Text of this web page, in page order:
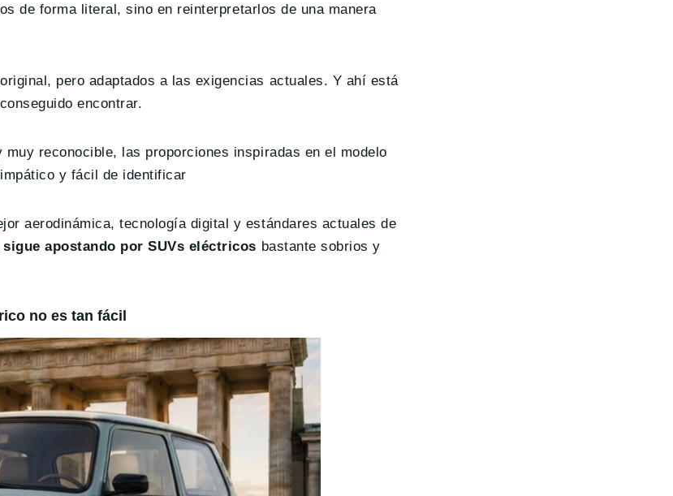
de forma literal, sino en reinterpretarlos de una manera
pero adaptados a las exigencias actuales. Y ahí está
encontrar.
reconocible, las proporciones inspiradas en el modelo
y fácil de identificar
aerodinámica, tecnología digital y estándares actuales de
sigue apostando por SUVs eléctricos bastante sobrios y
no es tan fácil